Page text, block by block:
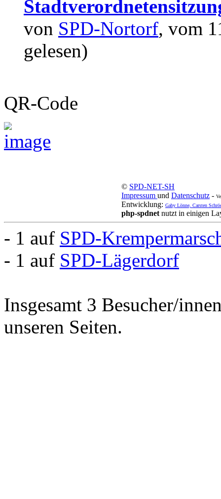
von SPD-Nortorf, vom
gelesen)
QR-Code
© SPD-NET-SH
Impressum und Datenschutz -
Entwicklung: Gaby Lönne, Carsten
php-spdnet nutzt in einigen
- 1 auf SPD-
- 1 auf SPD-Lägerdorf
Insgesamt 3 Besucher/
unseren Seiten.